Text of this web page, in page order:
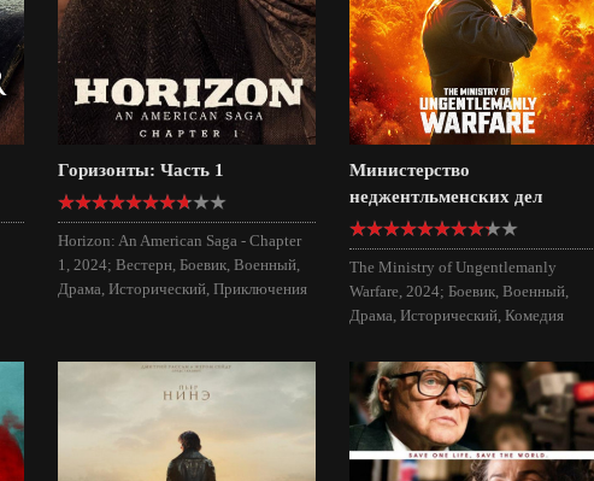
Горизонты: Часть 1
Horizon: An American Saga - Chapter
1, 2024; Вестерн, Боевик, Военный,
Драма, Исторический, Приключения
Министерство
неджентльменских дел
The Ministry of Ungentlemanly
Warfare, 2024; Боевик, Военный,
Драма, Исторический, Комедия